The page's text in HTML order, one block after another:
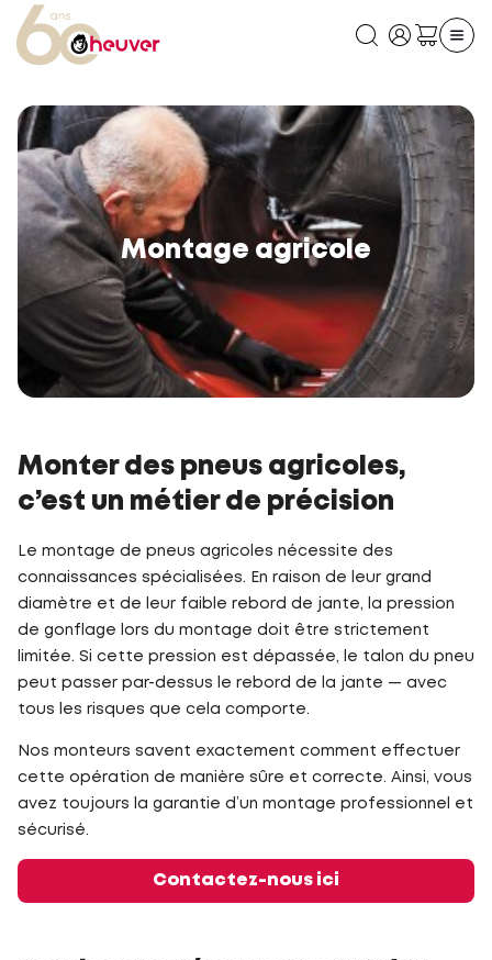
Montage agricole
Monter des pneus agricoles,
c’est un métier de précision
Le montage de pneus agricoles nécessite des
connaissances spécialisées. En raison de leur grand
diamètre et de leur faible rebord de jante, la pression
de gonflage lors du montage doit être strictement
limitée. Si cette pression est dépassée, le talon du pneu
peut passer par-dessus le rebord de la jante — avec
tous les risques que cela comporte.
Nos monteurs savent exactement comment effectuer
cette opération de manière sûre et correcte. Ainsi, vous
avez toujours la garantie d’un montage professionnel et
sécurisé.
Contactez-nous ici